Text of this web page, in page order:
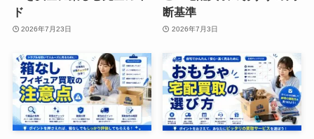
ド
2026年7月23日
断基準
2026年7月3日